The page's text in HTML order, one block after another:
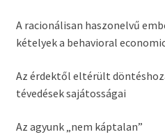
A racionálisan haszonelvű
kételyek a behavioral
Az érdektől eltérült
tévedések sajátosságai
Az agyunk „nem káptalan”